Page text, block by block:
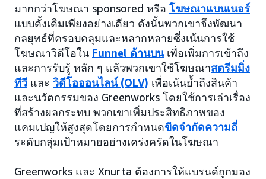
มากกว่าโฆษณา sponsored หรือ โฆษณาแบนเนอร์
แบบดั้งเดิมเพียงอย่างเดียว ดังนั้นพวกเขาจึงพัฒนา
กลยุทธ์ที่ครอบคลุมและหลากหลายซึ่งเน้นการใช้
โฆษณาวิดีโอใน Funnel ด้านบนเพื่อเพิ่มการเข้าถึง
และการรับรู้ หลัก ๆ แล้วพวกเขาใช้โฆษณาสตรีมมิ่ง
ทีวี และ วิดีโอออนไลน์ (OLV) เพื่อเน้นย้ำถึงสินค้า
และนวัตกรรมของ Greenworks โดยใช้การเล่าเรื่อง
ที่สร้างผลกระทบ พวกเขาเพิ่มประสิทธิภาพของ
แคมเปญให้สูงสุดโดยการกำหนดขีดจำกัดความถี่
ระดับกลุ่มเป้าหมายอย่างเคร่งครัดในโฆษณา
Greenworks และ Xnurta ต้องการให้แบรนด์ถูกมอง